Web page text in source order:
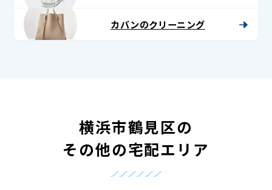
カバンのクリーニング
横浜市鶴見区の
その他の宅配エリア